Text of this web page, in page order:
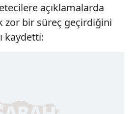
açıklamalarda
zor bir süreç geçirdiğini
kaydetti: